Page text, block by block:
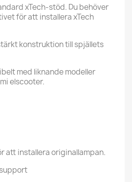
xTech-stöd. Du behöver
för att installera xTech
konstruktion till spjällets
med liknande modeller
elscooter.
att installera originallampan.